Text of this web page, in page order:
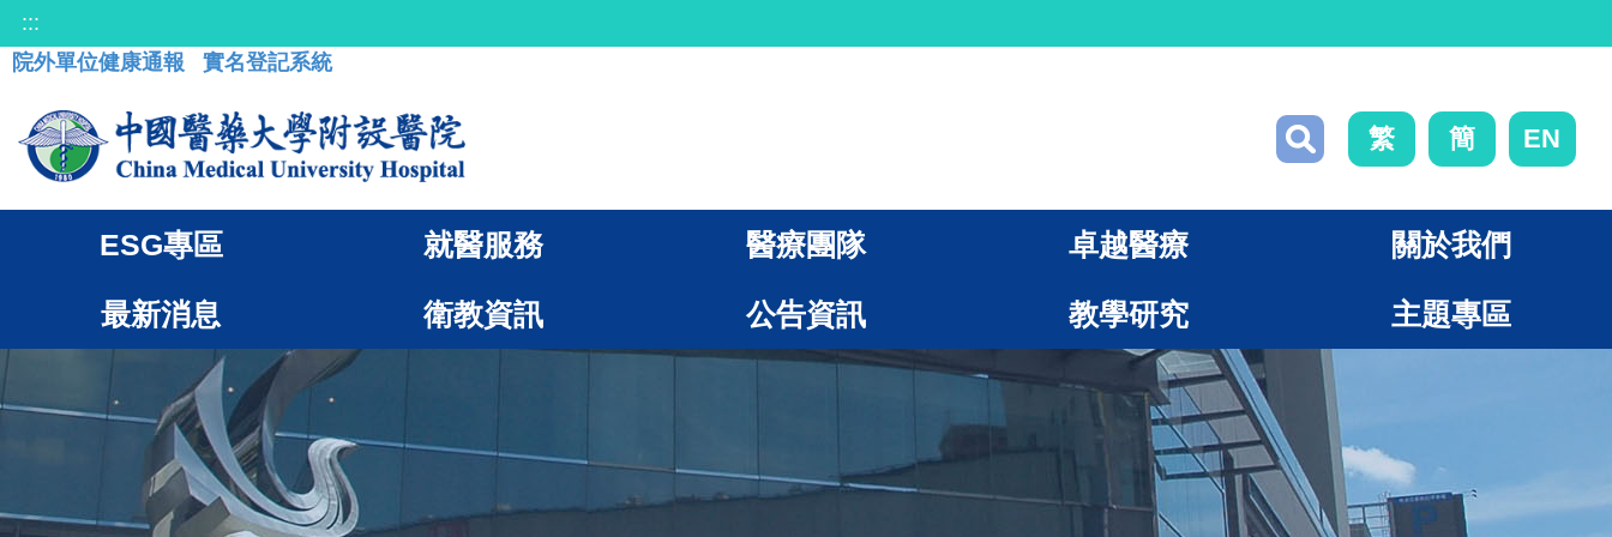
:::
院外單位健康通報
實名登記系統
繁 簡 EN
ESG專區 就醫服務 醫療團隊 卓越醫療 關於我們
最新消息 衛教資訊 公告資訊 教學研究 主題專區